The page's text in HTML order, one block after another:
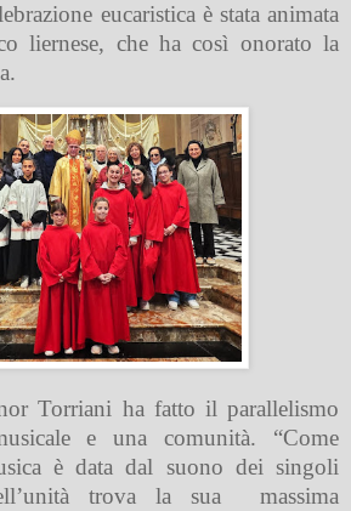
eucaristica è stata animata
liernese, che ha così onorato la
Torriani ha fatto il parallelismo
e una comunità. “Come
è data dal suono dei singoli
trova la sua
massima